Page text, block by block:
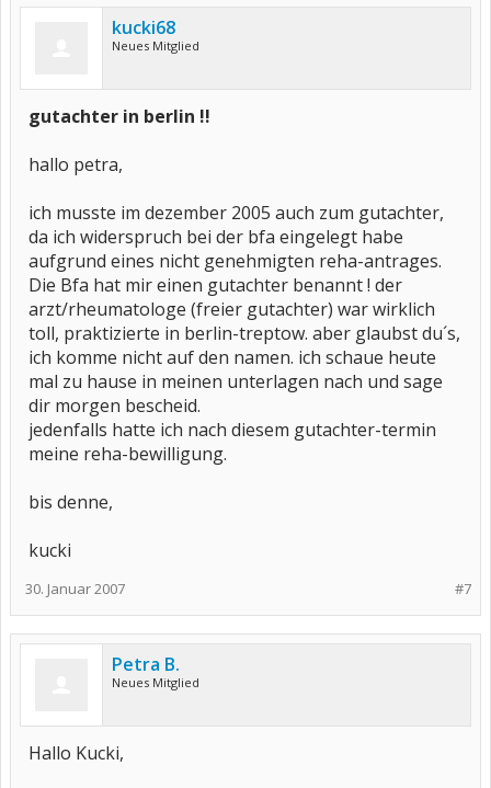
kucki68
Neues Mitglied
gutachter in berlin !!
hallo petra,
ich musste im dezember 2005 auch zum gutachter,
da ich widerspruch bei der bfa eingelegt habe
aufgrund eines nicht genehmigten reha-antrages.
Die Bfa hat mir einen gutachter benannt ! der
arzt/rheumatologe (freier gutachter) war wirklich
toll, praktizierte in berlin-treptow. aber glaubst du´s,
ich komme nicht auf den namen. ich schaue heute
mal zu hause in meinen unterlagen nach und sage
dir morgen bescheid.
jedenfalls hatte ich nach diesem gutachter-termin
meine reha-bewilligung.
bis denne,
kucki
#7
30. Januar 2007
Petra B.
Neues Mitglied
Hallo Kucki,